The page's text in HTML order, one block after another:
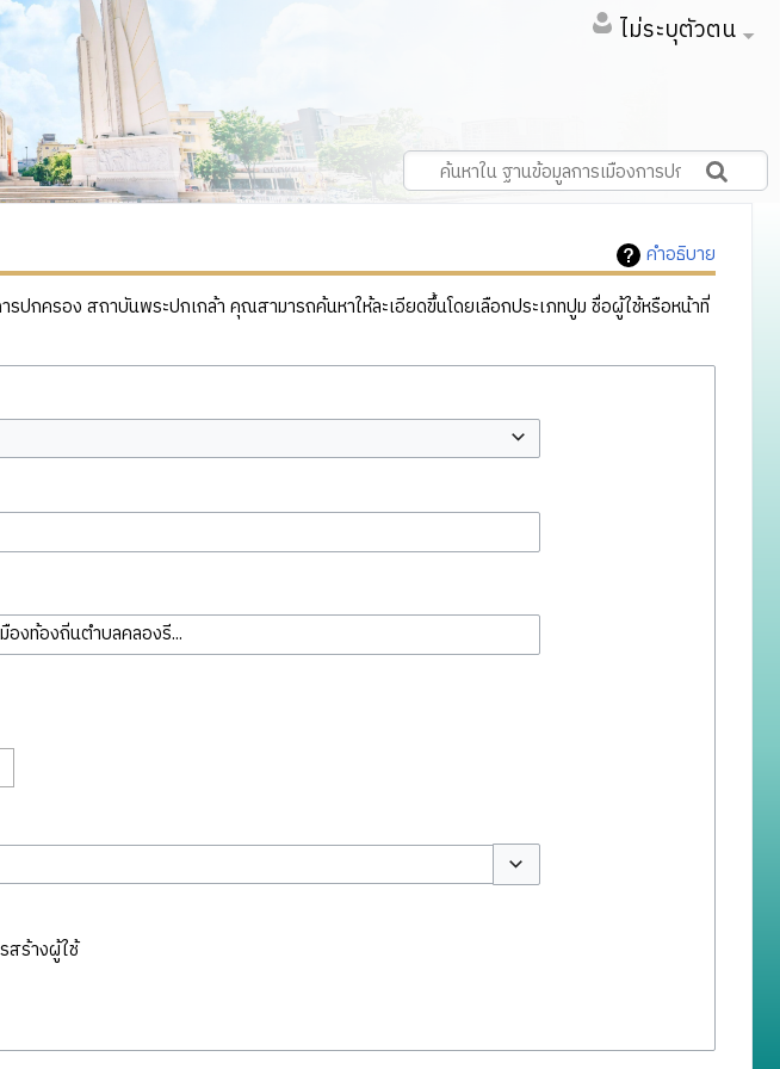
ไม่ระบุตัวตน
คำอธิบาย
ปกครอง สถาบันพระปกเกล้า คุณสามารถค้นหาให้ละเอียดขึ้นโดยเลือกประเภทปูม ชื่อผู้ใช้หรือหน้าที่
สลับตัวเลือก
สร้างผู้ใช้